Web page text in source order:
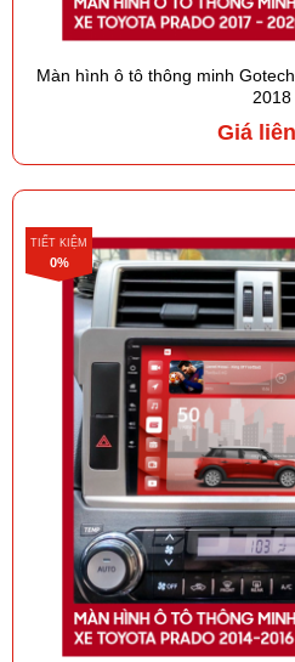
Màn hình ô tô thông minh
2018
Giá
TIẾT KIỆM
0%